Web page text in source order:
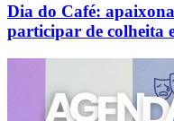
Dia do Café:
participar de colheita